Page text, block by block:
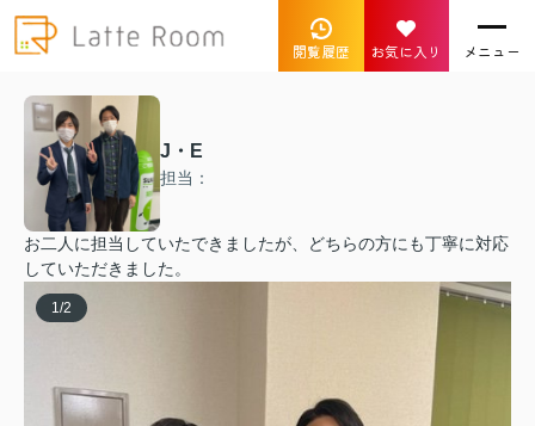
閲覧履歴 お気に入り メニュー
J・E
担当：
お二人に担当していたできましたが、どちらの方にも丁寧に対応
していただきました。
1 /2